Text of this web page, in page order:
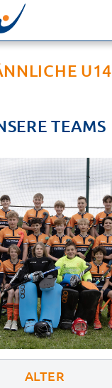
U14
TEAMS
ALTER